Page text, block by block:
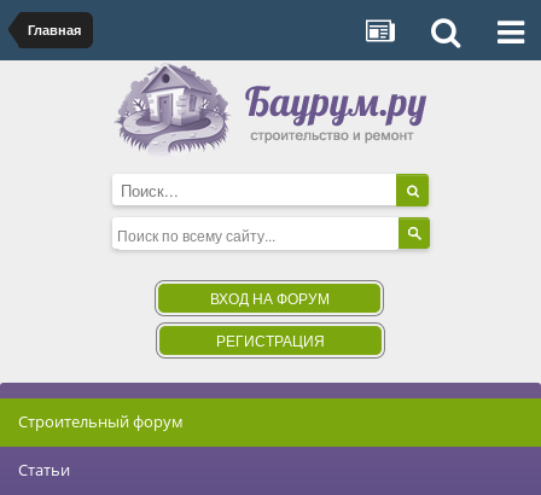
Главная
ВХОД НА ФОРУМ
РЕГИСТРАЦИЯ
Строительный форум
Статьи